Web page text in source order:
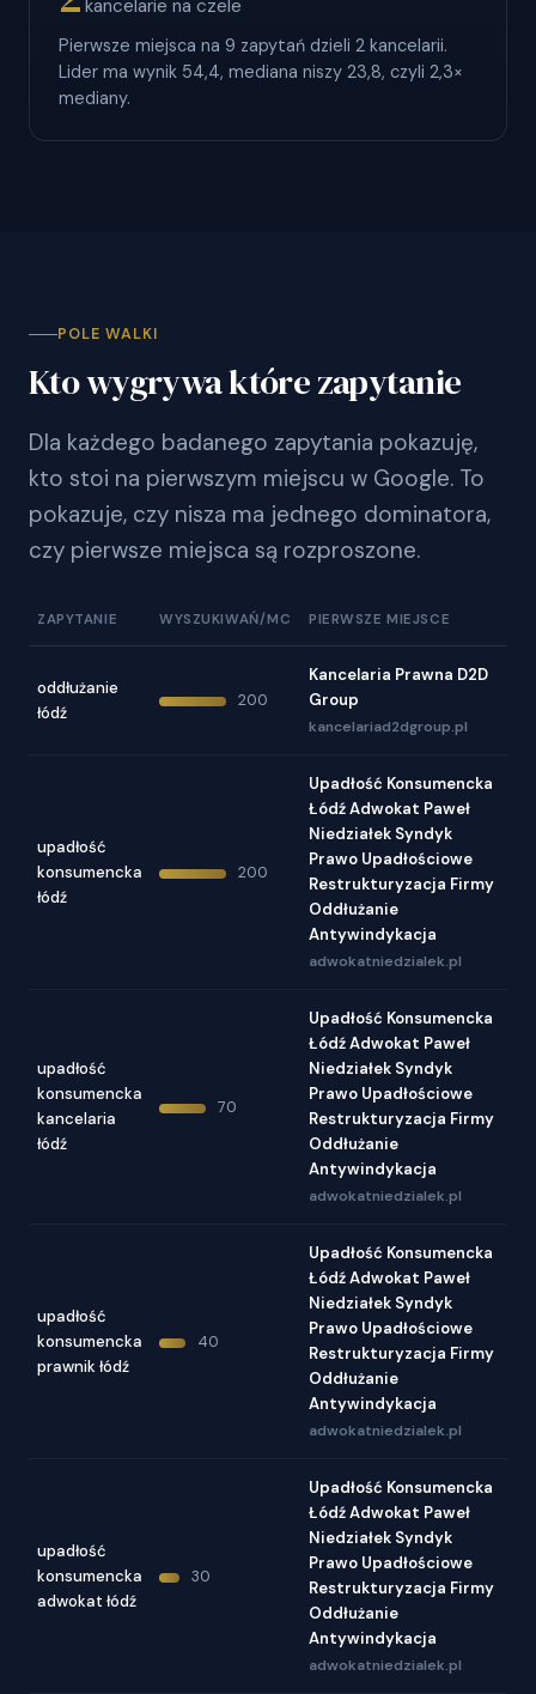
kancelarie na czele
Pierwsze miejsca na 9 zapytań dzieli 2 kancelarii.
Lider ma wynik 54,4, mediana niszy 23,8, czyli 2,3×
mediany.
POLE WALKI
Kto wygrywa które zapytanie
Dla każdego badanego zapytania pokazuję,
kto stoi na pierwszym miejscu w Google. To
pokazuje, czy nisza ma jednego dominatora,
czy pierwsze miejsca są rozproszone.
ZAPYTANIE WYSZUKIWAŃ/MC PIERWSZE MIEJSCE
oddłużanie
łódź
200
Kancelaria Prawna D2D
Group
kancelariad2dgroup.pl
upadłość
konsumencka
łódź
200
Upadłość Konsumencka
Łódź Adwokat Paweł
Niedziałek Syndyk
Prawo Upadłościowe
Restrukturyzacja Firmy
Oddłużanie
Antywindykacja
adwokatniedzialek.pl
upadłość
konsumencka
kancelaria
łódź
70
Upadłość Konsumencka
Łódź Adwokat Paweł
Niedziałek Syndyk
Prawo Upadłościowe
Restrukturyzacja Firmy
Oddłużanie
Antywindykacja
adwokatniedzialek.pl
upadłość
konsumencka
prawnik łódź
40
Upadłość Konsumencka
Łódź Adwokat Paweł
Niedziałek Syndyk
Prawo Upadłościowe
Restrukturyzacja Firmy
Oddłużanie
Antywindykacja
adwokatniedzialek.pl
upadłość
konsumencka
adwokat łódź
30
Upadłość Konsumencka
Łódź Adwokat Paweł
Niedziałek Syndyk
Prawo Upadłościowe
Restrukturyzacja Firmy
Oddłużanie
Antywindykacja
adwokatniedzialek.pl